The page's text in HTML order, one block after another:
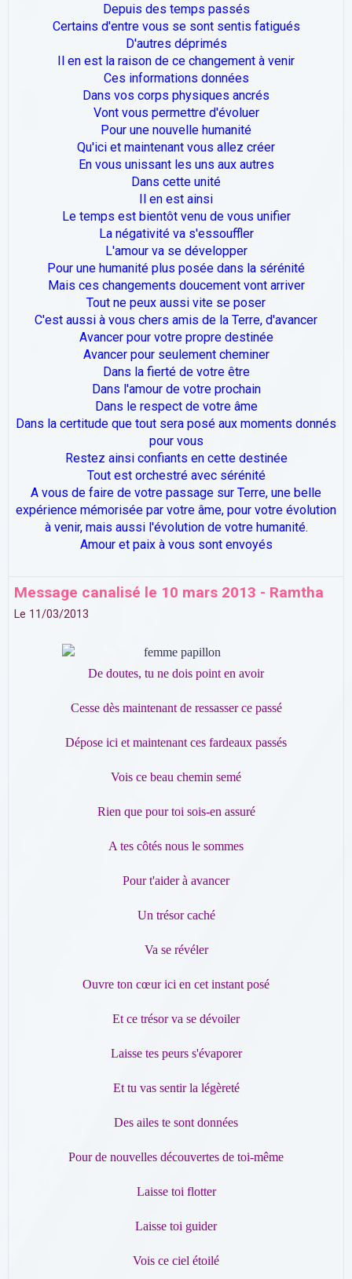
Depuis des temps passés
Certains d'entre vous se sont sentis fatigués
D'autres déprimés
Il en est la raison de ce changement à venir
Ces informations données
Dans vos corps physiques ancrés
Vont vous permettre d'évoluer
Pour une nouvelle humanité
Qu'ici et maintenant vous allez créer
En vous unissant les uns aux autres
Dans cette unité
Il en est ainsi
Le temps est bientôt venu de vous unifier
La négativité va s'essouffler
L'amour va se développer
Pour une humanité plus posée dans la sérénité
Mais ces changements doucement vont arriver
Tout ne peux aussi vite se poser
C'est aussi à vous chers amis de la Terre, d'avancer
Avancer pour votre propre destinée
Avancer pour seulement cheminer
Dans la fierté de votre être
Dans l'amour de votre prochain
Dans le respect de votre âme
Dans la certitude que tout sera posé aux moments donnés
pour vous
Restez ainsi confiants en cette destinée
Tout est orchestré avec sérénité
A vous de faire de votre passage sur Terre, une belle
expérience mémorisée par votre âme, pour votre évolution
à venir, mais aussi l'évolution de votre humanité.
Amour et paix à vous sont envoyés
Message canalisé le 10 mars 2013 - Ramtha
Le 11/03/2013
De doutes, tu ne dois point en avoir
Cesse dès maintenant de ressasser ce passé
Dépose ici et maintenant ces fardeaux passés
Vois ce beau chemin semé
Rien que pour toi sois-en assuré
A tes côtés nous le sommes
Pour t'aider à avancer
Un trésor caché
Va se révéler
Ouvre ton cœur ici en cet instant posé
Et ce trésor va se dévoiler
Laisse tes peurs s'évaporer
Et tu vas sentir la légèreté
Des ailes te sont données
Pour de nouvelles découvertes de toi-même
Laisse toi flotter
Laisse toi guider
Vois ce ciel étoilé